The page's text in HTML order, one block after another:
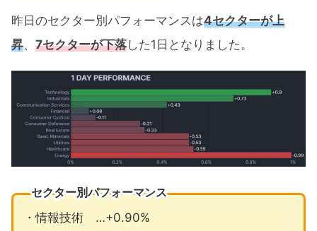
昨日のセクター別パフォーマンスは4セクターが上
昇、 7セクターが下落した1日となりました。
セクター別パフォーマンス
・情報技術 …+0.90%